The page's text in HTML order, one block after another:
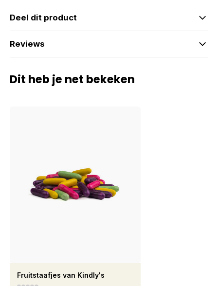
Deel dit product
Reviews
Dit heb je net bekeken
Fruitstaafjes van Kindly's